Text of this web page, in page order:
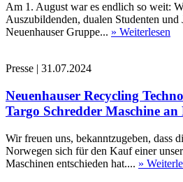
Am 1. August war es endlich so weit:
Auszubildenden, dualen Studenten und
Neuenhauser Gruppe... » Weiterlesen
Presse | 31.07.2024
Neuenhauser Recycling
Targo Schredder Maschine
Wir freuen uns, bekanntzugeben, dass
Norwegen sich für den Kauf einer
Maschinen entschieden hat.... »